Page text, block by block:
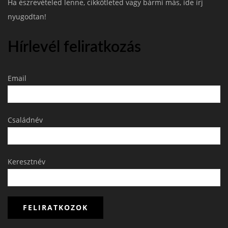
Ha észrevételed lenne, cikkötleted vagy bármi más, ide írj
nyugodtan!
Hírlevél feliratkozás
Email
Családnév
Keresztnév